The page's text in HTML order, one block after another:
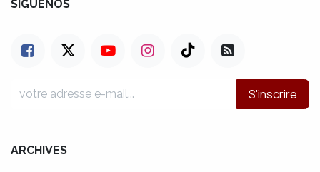
SÍGUENOS
S'inscrire
ARCHIVES